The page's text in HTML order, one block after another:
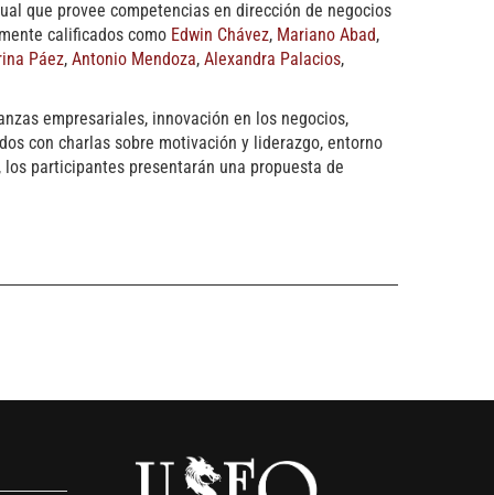
que provee competencias en dirección de negocios
calificados como Edwin Chávez, Mariano Abad,
Páez, Antonio Mendoza, Alexandra Palacios,
empresariales, innovación en los negocios,
con charlas sobre motivación y liderazgo, entorno
participantes presentarán una propuesta de